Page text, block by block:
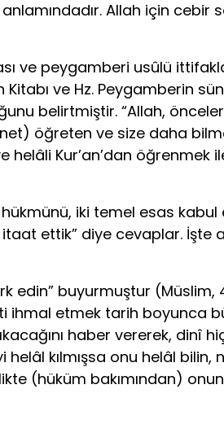
Allah için cebir
ve peygamberi usûlü
ve Hz. Peygamberin
belirtmiştir. “Allah, önceleri
öğreten ve size daha
Kur’an’dan öğrenmek
iki temel esas
ettik” diye cevaplar. İşte
edin” buyurmuştur (Müslim,
ihmal etmek tarih boyunca
haber vererek, dinî
helâl kılmışsa onu helâl bilin,
(hüküm bakımından)